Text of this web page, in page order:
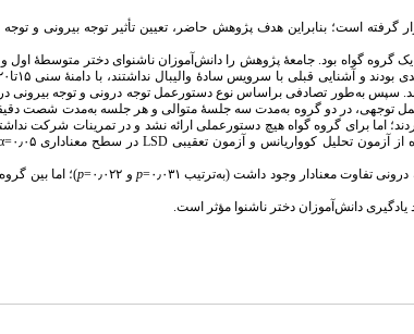
گرفته است؛ بنابراین هدف پژوهش حاضر، تعیین تأثیر توجه بیرونی و توجه
گواه بود. جامعهٔ پژوهش را دانش‌آموزان ناشنوای دختر متوسطهٔ اول
قبلی با سرویس سادهٔ والیبال نداشتند، با دامنهٔ سنی ۱۵تا۲۰ سال،
سپس به‌طور تصادفی براساس نوع دستورعمل توجه درونی و توجه بیرونی
توجهی، در دو گروه به‌مدت سه جلسهٔ متوالی و هر جلسه به‌مدت شصت
اما برای گروه گواه هیچ دستورعملی ارائه نشد و در تمرینات شرکت
آزمون تحلیل کوواریانس و آزمون تعقیبی LSDدر سطح معناداری ۰٫۰۵=
تفاوت معنادار وجود داشت (به‌ترتیب ۰٫۰۳۱= p و ۰٫۰۲۲= p)؛ اما بین
دانش‌آموزان دختر ناشنوا مؤثر است.